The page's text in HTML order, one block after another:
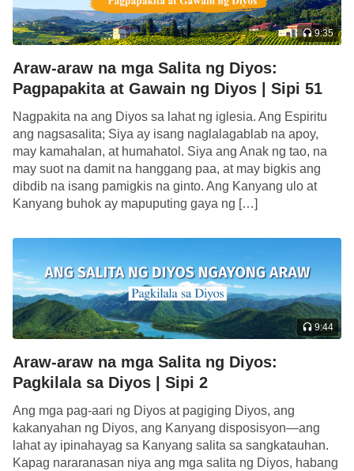
at matuwid na tao, na natatakot sa Diyos at umiiwas
sa masama.
Batay sa mga nabanggit sa itaas na impresyon nila
kay Job, mas lalong pinagdududahan ng mga tao
ang pagiging matuwid ni Job, dahil ang mga ikinilos
at asal ni Job na nakasaad sa mga kasulatan ay
hindi nakaaantig nang husto gaya ng iniisip ng mga
tao. Hindi lamang siya walang naisagawa na
anumang dakilang gawa, kumuha pa siya ng isang
sa kilos na ito, nagugulat ang mga tao at
pinagdududahan nila—at itinatanggi pa—ang
pagiging matuwid ni Job, dahil habang kinakayod
niya ang kanyang sarili, hindi siya nagdasal o
nangako sa Diyos; at higit pa rito, hindi rin siya
nakitang umiyak sa sakit. Sa oras na ito, nakikita
lamang ng mga tao ang kahinaan ni Job at wala
nang iba, at dahil dito, kahit na narinig nila si Job na
nagsabing “Tatanggap ba tayo ng mabuti sa kamay
9:35
Araw-araw na mga Salita ng Diyos:
Pagpapakita at Gawain ng Diyos | Sipi 51
Nagpakita na ang Diyos sa lahat ng iglesia. Ang Espiritu
ang nagsasalita; Siya ay isang naglalagablab na apoy,
may kamahalan, at humahatol. Siya ang Anak ng tao, na
may suot na damit na hanggang paa, at may bigkis ang
dibdib na isang pamigkis na ginto. Ang Kanyang ulo at
Kanyang buhok ay mapuputing gaya ng […]
9:44
Araw-araw na mga Salita ng Diyos:
Pagkilala sa Diyos | Sipi 2
Ang mga pag-aari ng Diyos at pagiging Diyos, ang
kakanyahan ng Diyos, ang Kanyang disposisyon—ang
lahat ay ipinahayag sa Kanyang salita sa sangkatauhan.
Kapag nararanasan niya ang mga salita ng Diyos, habang